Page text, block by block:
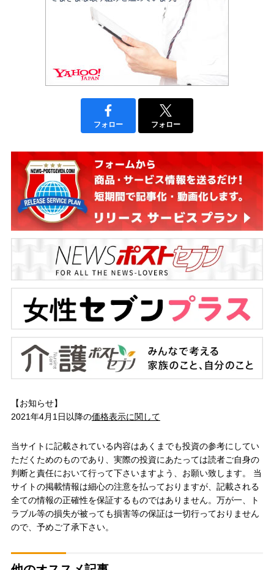
フォロー フォロー
【お知らせ】
2021年4月1日以降の価格表示に関して
当サイトに記載されている内容はあくまでも投資の参考にしてい
ただくためのものであり、実際の投資にあたっては読者ご自身の
判断と責任において行って下さいますよう、お願い致します。 当
サイトの掲載情報は細心の注意を払っておりますが、記載される
全ての情報の正確性を保証するものではありません。万が一、ト
ラブル等の損失が被っても損害等の保証は一切行っておりません
ので、予めご了承下さい。